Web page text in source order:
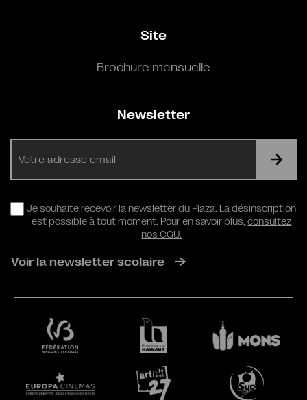
Site
Brochure mensuelle
Newsletter
RGPD
Je souhaite recevoir la newsletter du Plaza. La désinscription
est possible à tout moment. Pour en savoir plus,consultez
nos CGU.
Voir la newsletter scolaire